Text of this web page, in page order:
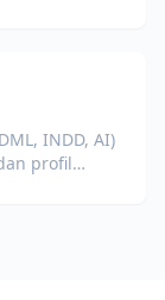
INDD, AI)
profil